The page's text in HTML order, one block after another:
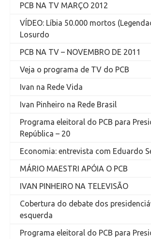
PCB NA TV MARÇO 2012
VÍDEO: Líbia 50.000 mortos
Losurdo
PCB NA TV – NOVEMBRO DE 2011
Veja o programa de TV do PCB
Ivan na Rede Vida
Ivan Pinheiro na Rede Brasil
Programa eleitoral do PCB para
República – 20
Economia: entrevista com Eduardo
MÁRIO MAESTRI APÓIA O PCB
IVAN PINHEIRO NA TELEVISÃO
Cobertura do debate dos
esquerda
Programa eleitoral do PCB para